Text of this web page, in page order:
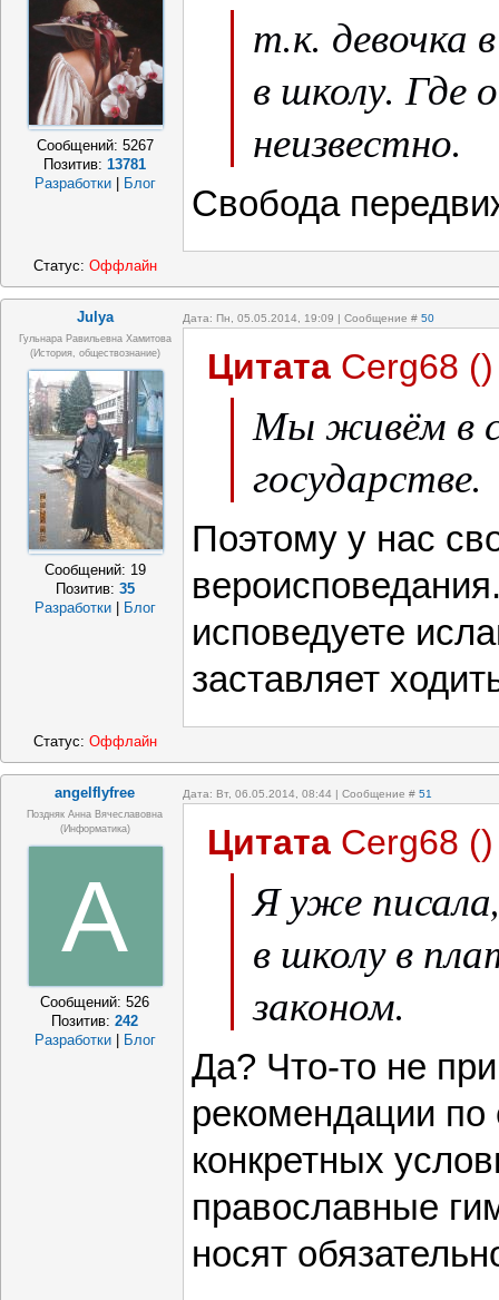
Сообщений: 5267
Позитив:13781
Разработки
Блог
т.к. девочка
в школу. Где
неизвестно.
Свобода
Статус: Оффлайн
Julya Дата: Пн, 05.05.2014, 19:09 | Сообщение # 50
Гульнара Равильевна Хамитова
(история, обществознание)
Сообщений: 19
Позитив: 35
Разработки
Блог
Цитата Cerg68 ()
Мы живём в
государстве.
Поэтому у нас
исповедуете
заставляет
Статус: Оффлайн
angelflyfree Дата: Вт, 06.05.2014, 08:44 | Сообщение # 51
Поздняк Анна Вячеславовна
(информатика)
A
Сообщений:526
Позитив:242
Разработки
Блог
Цитата Cerg68 ()
Я уже
в школу в
законом.
Да? Что-то не
рекомендации
конкретных
православные
носят